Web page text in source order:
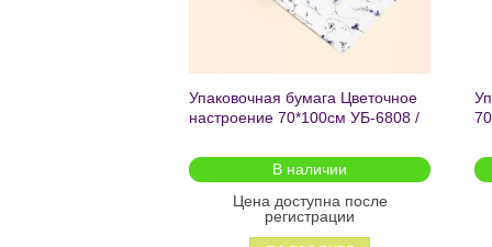
Упаковочная бумага Цветочное
настроение 70*100см УБ-6808 /
В наличии
Цена доступна после
регистрации